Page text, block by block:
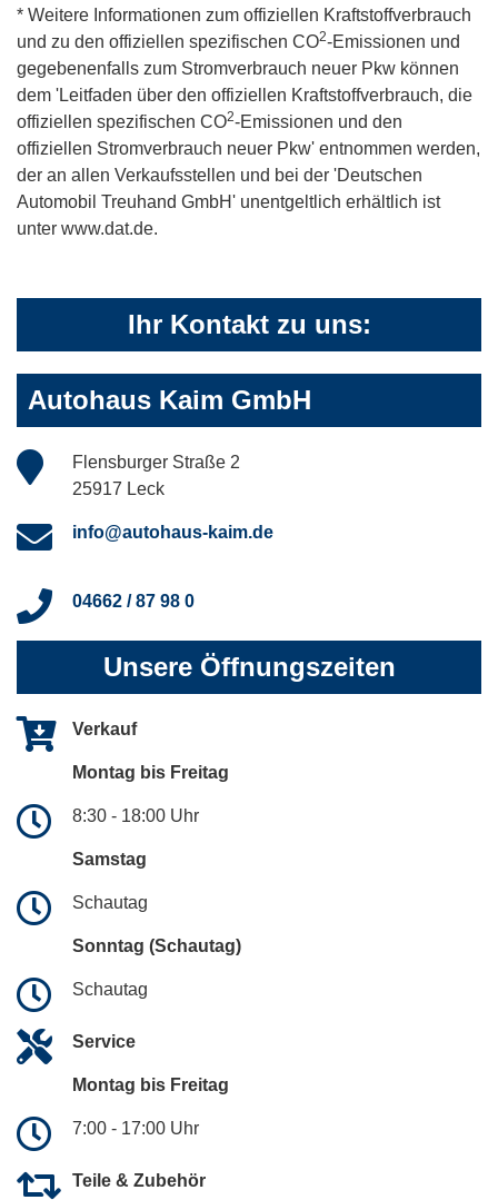
* Weitere Informationen zum offiziellen Kraftstoffverbrauch
und zu den offiziellen spezifischen CO2-Emissionen und
gegebenenfalls zum Stromverbrauch neuer Pkw können
dem 'Leitfaden über den offiziellen Kraftstoffverbrauch, die
offiziellen spezifischen CO2-Emissionen und den
offiziellen Stromverbrauch neuer Pkw' entnommen werden,
der an allen Verkaufsstellen und bei der 'Deutschen
Automobil Treuhand GmbH' unentgeltlich erhältlich ist
unter www.dat.de.
Ihr Kontakt zu uns:
Autohaus Kaim GmbH
Flensburger Straße 2
25917 Leck
info@autohaus-kaim.de
04662 / 87 98 0
Unsere Öffnungszeiten
Verkauf
Montag bis Freitag
8:30 - 18:00 Uhr
Samstag
Schautag
Sonntag (Schautag)
Schautag
Service
Montag bis Freitag
7:00 - 17:00 Uhr
Teile & Zubehör